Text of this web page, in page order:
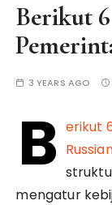
Berikut
3 YEARS AGO
B erikut
mengatur